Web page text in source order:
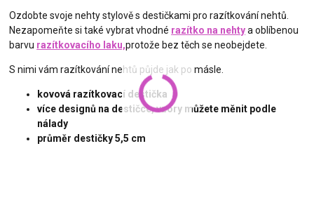
Ozdobte svoje nehty stylově s destičkami pro razítkování nehtů.
Nezapomeňte si také vybrat vhodné razítko na nehtya oblíbenou
barvu razítkovacího laku,protože bez těch se neobejdete.
S nimi vám razítkování nehtů půjde jak po másle.
kovová razítkovací destička
více designů na destičce, vzory můžete měnit podle
nálady
průměr destičky 5,5 cm